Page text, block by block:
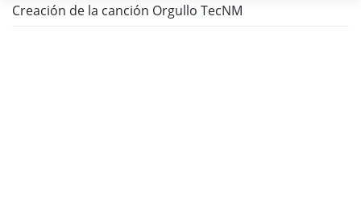
Creación de la canción Orgullo TecNM